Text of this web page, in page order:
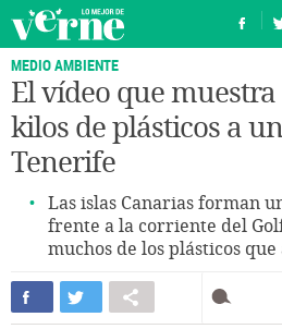
MEDIO AMBIENTE
El vídeo que
kilos de plásticos a
Tenerife
Las islas Canarias forman
frente a la corriente del
muchos de los plásticos